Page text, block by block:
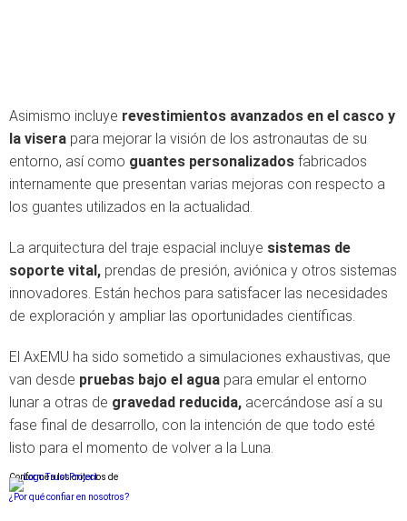
Asimismo incluye revestimientos avanzados en el casco y
la visera para mejorar la visión de los astronautas de su
entorno, así como guantes personalizados fabricados
internamente que presentan varias mejoras con respecto a
los guantes utilizados en la actualidad.
La arquitectura del traje espacial incluye sistemas de
soporte vital, prendas de presión, aviónica y otros sistemas
innovadores. Están hechos para satisfacer las necesidades
de exploración y ampliar las oportunidades científicas.
El AxEMU ha sido sometido a simulaciones exhaustivas, que
van desde pruebas bajo el agua para emular el entorno
lunar a otras de gravedad reducida, acercándose así a su
fase final de desarrollo, con la intención de que todo esté
listo para el momento de volver a la Luna.
Conforme a los criterios de
¿Por qué confiar en nosotros?